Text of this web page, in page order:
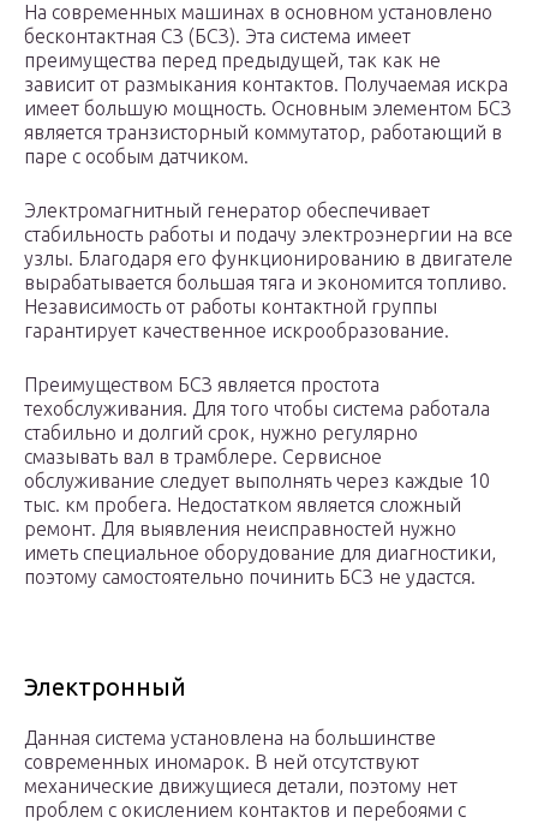
На современных машинах в основном установлено
бесконтактная СЗ (БСЗ). Эта система имеет
преимущества перед предыдущей, так как не
зависит от размыкания контактов. Получаемая искра
имеет большую мощность. Основным элементом БСЗ
является транзисторный коммутатор, работающий в
паре с особым датчиком.
Электромагнитный генератор обеспечивает
стабильность работы и подачу электроэнергии на все
узлы. Благодаря его функционированию в двигателе
вырабатывается большая тяга и экономится топливо.
Независимость от работы контактной группы
гарантирует качественное искрообразование.
Преимуществом БСЗ является простота
техобслуживания. Для того чтобы система работала
стабильно и долгий срок, нужно регулярно
смазывать вал в трамблере. Сервисное
обслуживание следует выполнять через каждые 10
тыс. км пробега. Недостатком является сложный
ремонт. Для выявления неисправностей нужно
иметь специальное оборудование для диагностики,
поэтому самостоятельно починить БСЗ не удастся.
Электронный
Данная система установлена на большинстве
современных иномарок. В ней отсутствуют
механические движущиеся детали, поэтому нет
проблем с окислением контактов и перебоями с